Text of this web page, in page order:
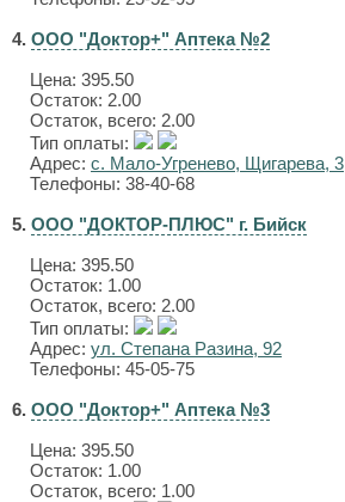
4. ООО "Доктор+" Аптека №2
Цена: 395.50
Остаток: 2.00
Остаток, всего: 2.00
Тип оплаты:
Адрес: с. Мало-Угренево, Щигарева, 3
Телефоны: 38-40-68
5. ООО "ДОКТОР-ПЛЮС" г. Бийск
Цена: 395.50
Остаток: 1.00
Остаток, всего: 2.00
Тип оплаты:
Адрес: ул. Степана Разина, 92
Телефоны: 45-05-75
6. ООО "Доктор+" Аптека №3
Цена: 395.50
Остаток: 1.00
Остаток, всего: 1.00